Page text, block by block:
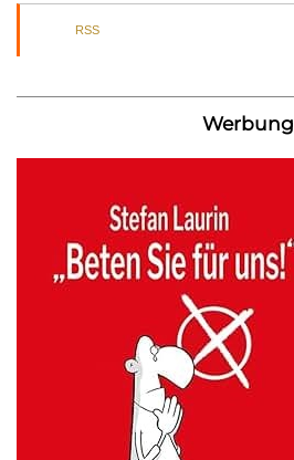
RSS
Werbung